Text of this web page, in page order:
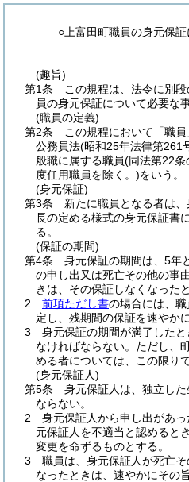
○上富田町職員の身元保
(趣旨)
第1条
この規程は、法令に別
員の身元保証について必要な
(職員の定義)
第2条
この規程において「職
公務員法(昭和25年法律第261
般職に属する職員(同法第22条
度任用職員を除く。)をいう。
(身元保証)
第3条
新たに職員となる者は
長の定める様式の身元保証書
る。
(保証の期間)
第4条
身元保証の期間は、5年
の申し出又は死亡その他の事
きは、その保証しなくなった
2
前項ただし書の場合には、
定し、残期間の保証を速やか
3
身元保証の期間が満了した
なければならない。 ただし、
める者については、この限りで
(身元保証人)
第5条
身元保証人は、独立し
ならない。
2
身元保証人から申し出があ
元保証人を不適当と認めると
変更を命ずるものとする。
3
職員は、身元保証人が死亡
なったときは、速やかにその